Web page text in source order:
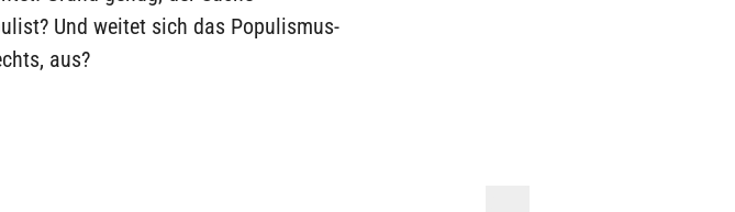
Und weitet sich das Populismus-
aus?